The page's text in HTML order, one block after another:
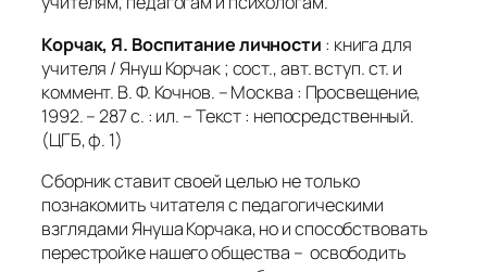
Корчак, Я. Воспитание личности : книга для
учителя / Януш Корчак ; сост., авт. вступ. ст. и
коммент. В. Ф. Кочнов. – Москва : Просвещение,
1992. – 287 с. : ил. – Текст : непосредственный.
(ЦГБ, ф. 1)
Сборник ставит своей целью не только
познакомить читателя с педагогическими
взглядами Януша Корчака, но и способствовать
перестройке нашего общества – освободить